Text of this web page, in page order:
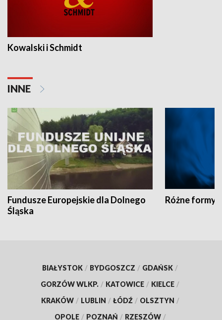
Kowalski i Schmidt
INNE
Fundusze Europejskie dla Dolnego
Śląska
Różne formy
BIAŁYSTOK / BYDGOSZCZ / GDAŃSK /
GORZÓW WLKP. / KATOWICE / KIELCE /
KRAKÓW / LUBLIN / ŁÓDŹ / OLSZTYN /
OPOLE / POZNAŃ / RZESZÓW /